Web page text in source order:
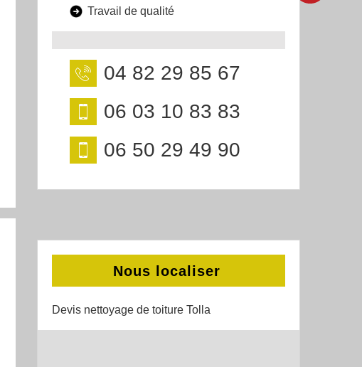
Travail de qualité
04 82 29 85 67
06 03 10 83 83
06 50 29 49 90
Nous localiser
Devis nettoyage de toiture Tolla